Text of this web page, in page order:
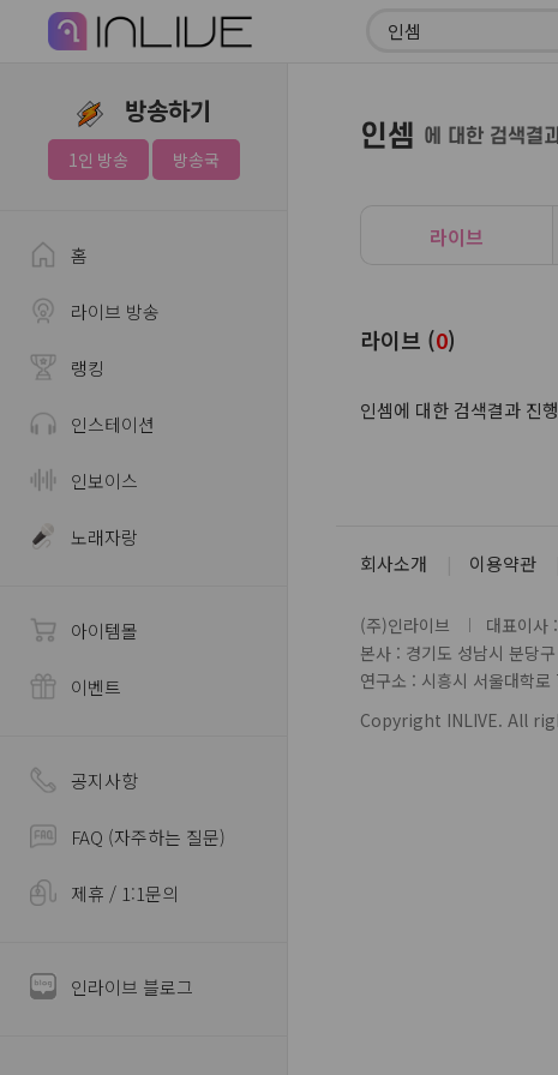
방송하기
1인 방송 방송국
홈
라이브 방송
랭킹
인스테이션
인보이스
노래자랑
아이템몰
이벤트
공지사항
FAQ (자주하는 질문)
제휴 / 1:1문의
인라이브 블로그
인셈 에 대한 검색결
라이브
라이브 (0)
인셈에 대한 검색결과 진
회사소개 이용약관
(주)인라이브 대표이사
본사 : 경기도 성남시 분당
연구소 : 시흥시 서울대학로
Copyright INLIVE. All